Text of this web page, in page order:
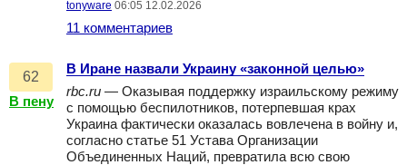
tonyware 06:05 12.02.2026
11 комментариев
62
В пену
В Иране назвали Украину «законной целью»
rbc.ru — Оказывая поддержку израильскому режиму
с помощью беспилотников, потерпевшая крах
Украина фактически оказалась вовлечена в войну и,
согласно статье 51 Устава Организации
Объединенных Наций, превратила всю свою